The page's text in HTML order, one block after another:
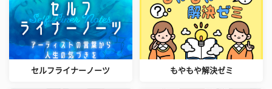
セルフライナーノーツ もやもや解決ゼミ